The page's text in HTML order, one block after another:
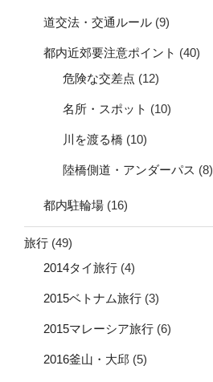
道交法・交通ルール (9)
都内近郊要注意ポイント (40)
危険な交差点 (12)
名所・スポット (10)
川を渡る橋 (10)
陸橋側道・アンダーパス (8)
都内駐輪場 (16)
旅行 (49)
2014タイ旅行 (4)
2015ベトナム旅行 (3)
2015マレーシア旅行 (6)
2016釜山・大邱 (5)